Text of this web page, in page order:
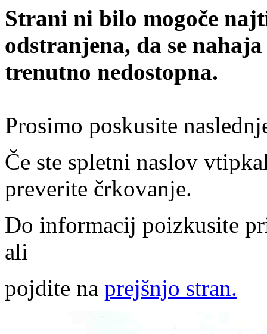
Strani ni bilo mogoče
odstranjena, da se
trenutno nedostopna.
Prosimo poskusite
Če ste spletni naslov
preverite črkovanje.
Do informacij poizkusite
ali
pojdite na prejšnjo stran.